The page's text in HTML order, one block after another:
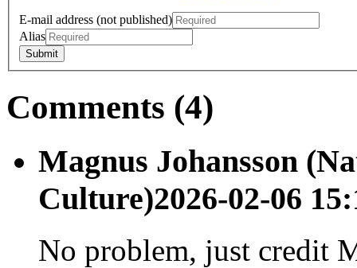
E-mail address (not published)
Alias
Comments (4)
Magnus Johansson
Culture)2026-02-06
No problem, just credit